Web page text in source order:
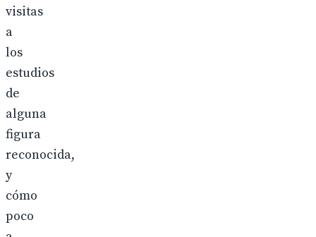
visitas
a
los
estudios
de
alguna
figura
reconocida,
y
cómo
poco